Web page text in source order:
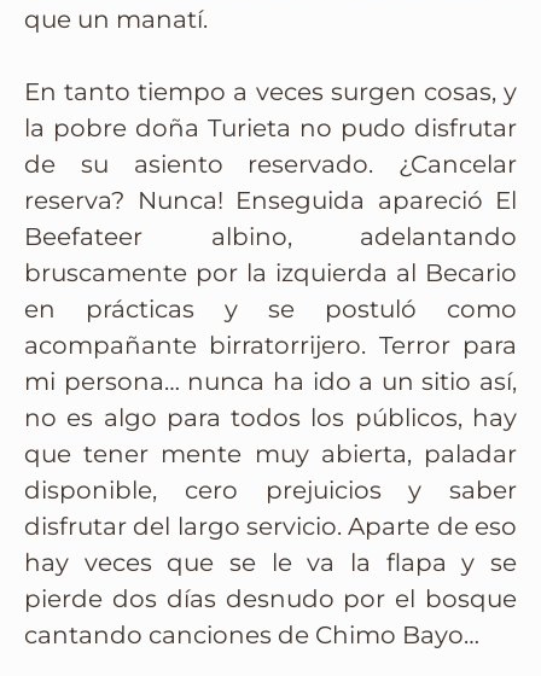
que un manatí.
En tanto tiempo a veces surgen cosas, y
la pobre doña Turieta no pudo disfrutar
de su asiento reservado. ¿Cancelar
reserva? Nunca! Enseguida apareció El
Beefateer albino, adelantando
bruscamente por la izquierda al Becario
en prácticas y se postuló como
acompañante birratorrijero. Terror para
mi persona… nunca ha ido a un sitio así,
no es algo para todos los públicos, hay
que tener mente muy abierta, paladar
disponible, cero prejuicios y saber
disfrutar del largo servicio. Aparte de eso
hay veces que se le va la flapa y se
pierde dos días desnudo por el bosque
cantando canciones de Chimo Bayo…